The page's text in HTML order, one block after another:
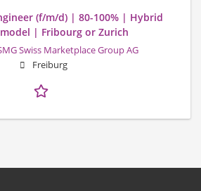
(f/m/d) | 80-100% | Hybrid
| Fribourg or Zurich
Swiss Marketplace Group AG
Freiburg